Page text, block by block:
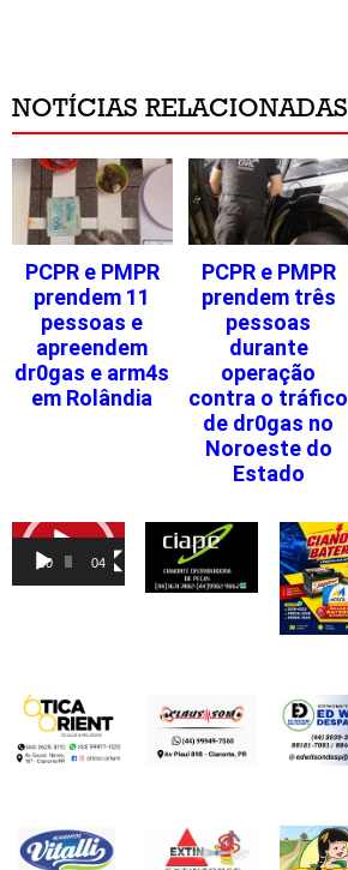
NOTÍCIAS RELACIONADAS
PCPR e PMPR
prendem 11
pessoas e
apreendem
dr0gas e arm4s
em Rolândia
PCPR e PMPR
prendem três
pessoas
durante
operação
contra o tráfico
de dr0gas no
Noroeste do
Estado
Tocador
vídeo
00:00 04:46